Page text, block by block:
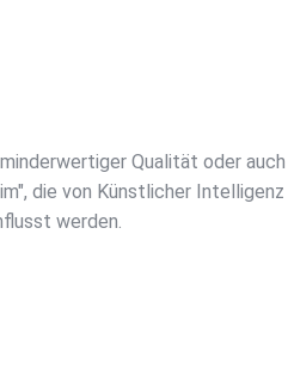
Qualität oder auch
die von Künstlicher Intelligenz
werden.